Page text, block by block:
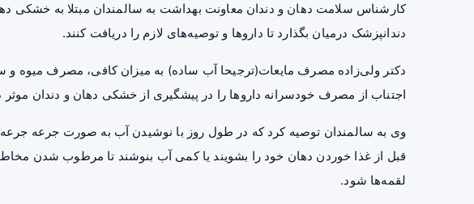
کارشناس سلامت دهان و دندان معاونت بهداشت به سالمندان مبتلا به خشکی
دندانپزشک درمیان بگذارد تا داروها و توصیه‌های لازم را دریافت کنند.
دکتر ولی‌زاده مصرف مایعات(ترجیحا آب ساده) به میزان کافی، مصرف میوه و
اجتناب از مصرف خودسرانه داروها را در پیشگیری از خشکی دهان و دندان
وی به سالمندان توصیه کرد که در طول روز با نوشیدن آب به صورت جرعه
قبل از غذا خوردن دهان خود را بشویند یا کمی آب بنوشند تا مرطوب شدن
لقمه‌ها شود.